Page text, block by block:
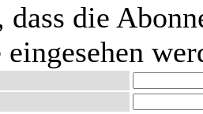
dass die